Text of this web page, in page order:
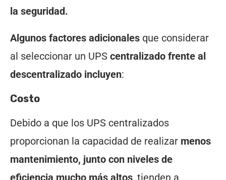
la seguridad.
Algunos factores adicionales que considerar
al seleccionar un UPS centralizado frente al
descentralizado incluyen:
Costo
Debido a que los UPS centralizados
proporcionan la capacidad de realizar menos
mantenimiento, junto con niveles de
eficiencia mucho más altos , tienden a